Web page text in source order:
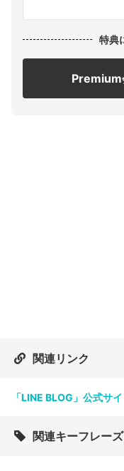
特典
Premium
関連リンク
「LINE BLOG」公式サイ
関連キーフレーズ